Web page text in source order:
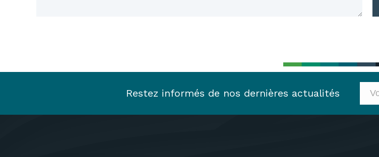
Restez informés de nos dernières actualités